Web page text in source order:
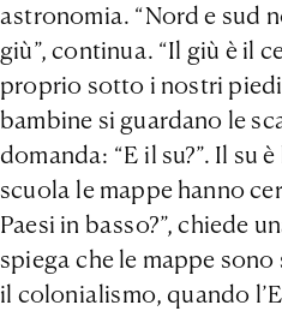
astronomia. “Nord e sud
giù”, continua. “Il giù è il
proprio sotto i nostri
bambine si guardano le
domanda: “E il su?”. Il su
scuola le mappe hanno
Paesi in basso?”, chiede
spiega che le mappe
il colonialismo, quando